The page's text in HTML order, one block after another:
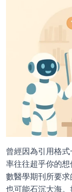
曾經因為引用格
率往往超乎你的
數醫學期刊所要
也可能石沉大海